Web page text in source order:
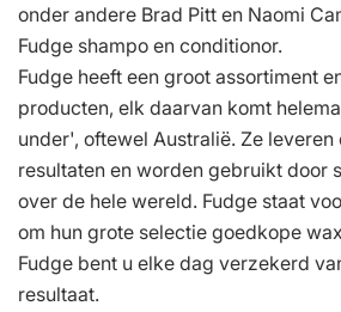
onder andere Brad Pitt en Naomi
Fudge shampo en conditionor.
Fudge heeft een groot assortiment
producten, elk daarvan komt
under', oftewel Australië. Ze
resultaten en worden gebruikt door
over de hele wereld. Fudge staat
om hun grote selectie goedkope
Fudge bent u elke dag verzekerd
resultaat.